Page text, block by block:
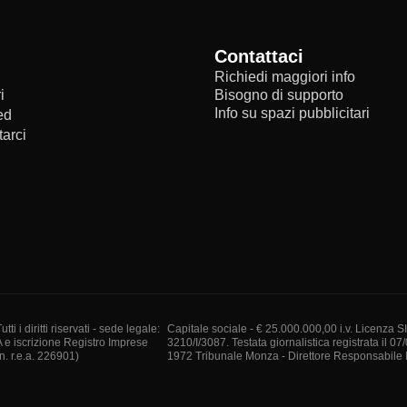
Contattaci
Richiedi maggiori info
Bisogno di supporto
Info su spazi pubblicitari
i diritti riservati - sede legale:
e iscrizione Registro Imprese
r.e.a. 226901)
Capitale sociale - € 25.000.000,00 i.v. Licenza
3210/I/3087. Testata giornalistica registrata il
1972 Tribunale Monza - Direttore Responsabile